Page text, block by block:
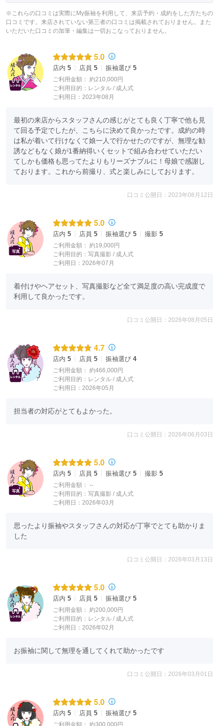
【振袖 ＆ ドレス】
5,000円分の商品がご購入できるポイント
＼ しかも ／
無料で 2着の衣裳レンタル
円）
振袖だけでなく、
【photo】
撮影後はすぐにお写真選び。
約3時間後から すぐにダウンロードできて、
※これらの口コミは実際にMy振袖を利用して、来店予約・成約をした方たちの
口コミです。来店されていない第三者の口コミは掲載されておりません。また
いただいた口コミの加筆・編集は一切おこなっておりません。
5.0
店内 5 店員 5 振袖選び 5
ご利用金額： 約210,000円
ご利用目的： レンタル / 成人式
ご利用日：2023年08月
最初の来店からスタッフさんの感じがとても良く丁寧で他も見
て回る予定でしたが、こちらに決めて良かったです。成約の時
は私が着いて行けなくて娘一人で行かせたのですが、無理な勧
誘などもなく娘が1番納得いくセットで組み合わせていただい
てしかも価格も思ってたよりもリーズナブルに！母娘で感謝し
ております。これから前撮り、式と楽しみにしております。
口コミ公開日：2023年08月12日
5.0
店内 5 店員 5 振袖選び 5 撮影 5
ご利用金額： 約19,000円
ご利用目的： 写真撮影 / 成人式
ご利用日：2026年07月
着付けやヘアセット、写真撮影など全て満足度の高い完成度で
利用して良かったです。
口コミ公開日：2026年08月05日
4.7
店内 5 店員 5 振袖選び 4
ご利用金額： 約466,000円
ご利用目的： レンタル / 成人式
ご利用日：2026年05月
担当者の対応がとてもよかった。
口コミ公開日：2026年06月03日
5.0
店内 5 店員 5 振袖選び 5 撮影 5
ご利用金額： --
ご利用目的： 写真撮影 / 成人式
ご利用日：2026年03月
思ったより振袖やスタッフさんの対応が丁寧でとても助かりま
した
口コミ公開日：2026年03月13日
5.0
店内 5 店員 5 振袖選び 5
ご利用金額： 約200,000円
ご利用目的： レンタル / 成人式
ご利用日：2026年02月
お振袖に関して無理を通してくれて助かったです
口コミ公開日：2026年03月01日
5.0
店内 5 店員 5 振袖選び 5